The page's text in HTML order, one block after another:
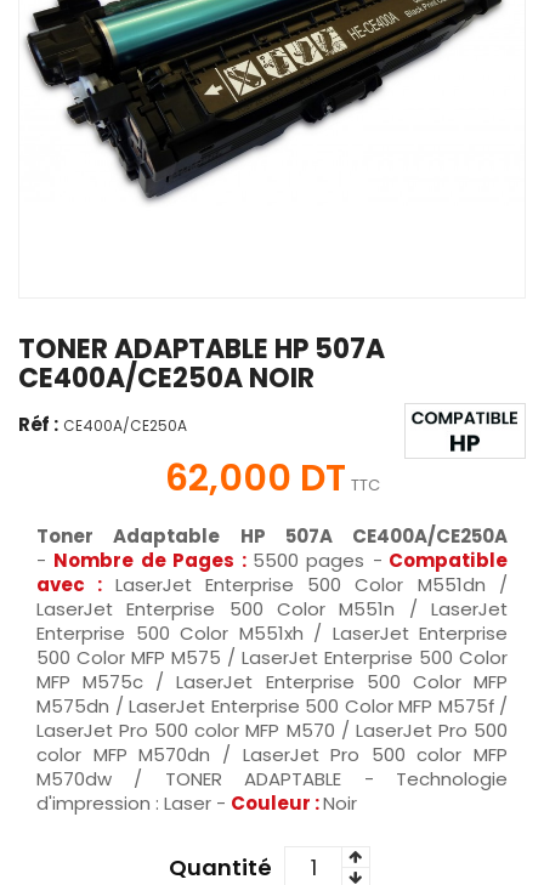
TONER ADAPTABLE HP 507A
CE400A/CE250A NOIR
Réf : CE400A/CE250A
62,000 DT TTC
Toner Adaptable HP 507A CE400A/CE250A
- Nombre de Pages : 5500 pages - Compatible
avec : LaserJet Enterprise 500 Color M551dn /
LaserJet Enterprise 500 Color M551n / LaserJet
Enterprise 500 Color M551xh / LaserJet Enterprise
500 Color MFP M575 / LaserJet Enterprise 500 Color
MFP M575c / LaserJet Enterprise 500 Color MFP
M575dn / LaserJet Enterprise 500 Color MFP M575f /
LaserJet Pro 500 color MFP M570 / LaserJet Pro 500
color MFP M570dn / LaserJet Pro 500 color MFP
M570dw / TONER ADAPTABLE - Technologie
d'impression : Laser - Couleur :Noir
Quantité